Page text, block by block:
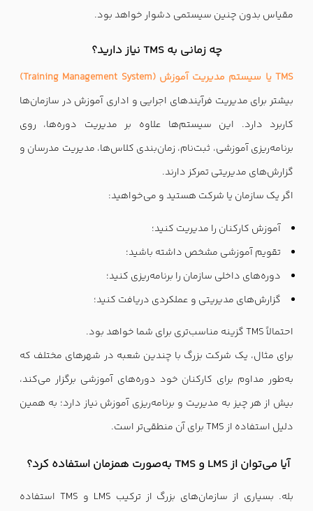
مقیاس بدون چنین سیستمی دشوار خواهد بود.
چه زمانی به TMS نیاز دارید؟
TMS یا سیستم مدیریت آموزش (Training Management System)
بیشتر برای مدیریت فرآیندهای اجرایی و اداری آموزش در سازمان‌ها
کاربرد دارد. این سیستم‌ها علاوه بر مدیریت دوره‌ها، روی
برنامه‌ریزی آموزشی، ثبت‌نام، زمان‌بندی کلاس‌ها، مدیریت مدرسان و
گزارش‌های مدیریتی تمرکز دارند.
اگر یک سازمان یا شرکت هستید و می‌خواهید:
آموزش کارکنان را مدیریت کنید؛
تقویم آموزشی مشخص داشته باشید؛
دوره‌های داخلی سازمان را برنامه‌ریزی کنید؛
گزارش‌های مدیریتی و عملکردی دریافت کنید؛
احتمالاً TMS گزینه مناسب‌تری برای شما خواهد بود.
برای مثال، یک شرکت بزرگ با چندین شعبه در شهرهای مختلف که
به‌طور مداوم برای کارکنان خود دوره‌های آموزشی برگزار می‌کند،
بیش از هر چیز به مدیریت و برنامه‌ریزی آموزش نیاز دارد؛ به همین
دلیل استفاده از TMS برای آن منطقی‌تر است.
آیا می‌توان از LMS و TMS به‌صورت همزمان استفاده کرد؟
بله. بسیاری از سازمان‌های بزرگ از ترکیب LMS و TMS استفاده